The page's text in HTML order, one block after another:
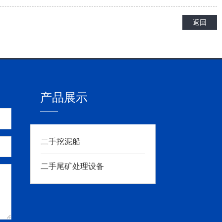
返回
产品展示
二手挖泥船
二手尾矿处理设备